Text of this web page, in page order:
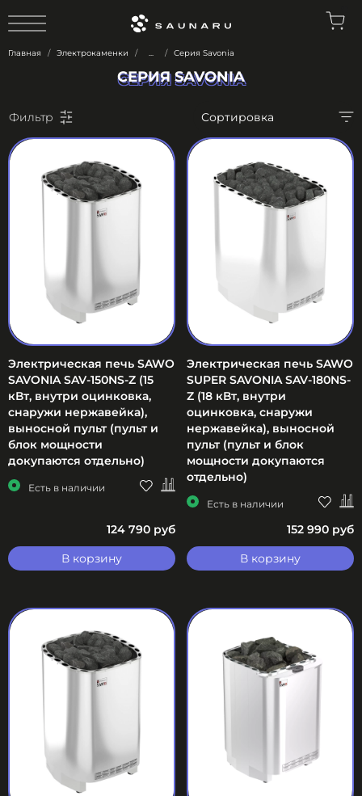
Главная Электрокаменки ... Серия Savonia
СЕРИЯ SAVONIA
СЕРИЯ SAVONIA
Электрическая печь SAWO
SAVONIA SAV-150NS-Z (15
кВт, внутри оцинковка,
снаружи нержавейка),
выносной пульт (пульт и
блок мощности
докупаются отдельно)
Есть в наличии
124 790 руб
В корзину
Электрическая печь SAWO
SUPER SAVONIA SAV-180NS-
Z (18 кВт, внутри
оцинковка, снаружи
нержавейка), выносной
пульт (пульт и блок
мощности докупаются
отдельно)
Есть в наличии
152 990 руб
В корзину
Фильтр